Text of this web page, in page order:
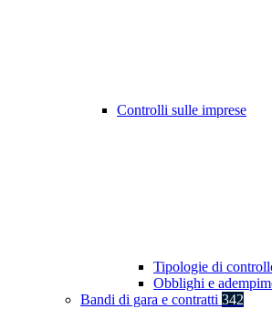
Controlli sulle imprese
Tipologie di
Obblighi e
Bandi di gara e contratti 342